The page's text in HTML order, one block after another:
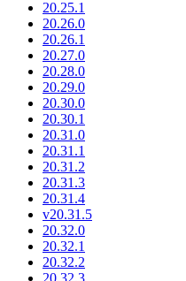
20.25.1
20.26.0
20.26.1
20.27.0
20.28.0
20.29.0
20.30.0
20.30.1
20.31.0
20.31.1
20.31.2
20.31.3
20.31.4
v20.31.5
20.32.0
20.32.1
20.32.2
20.32.3